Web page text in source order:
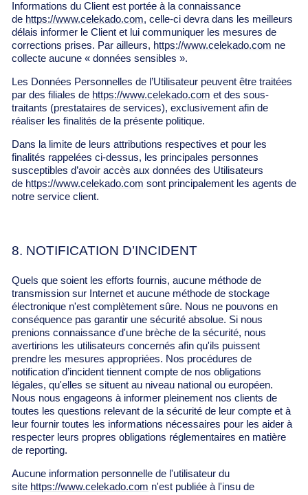
Informations du Client est portée à la connaissance
de https://www.celekado.com, celle-ci devra dans les meilleurs
délais informer le Client et lui communiquer les mesures de
corrections prises. Par ailleurs, https://www.celekado.com ne
collecte aucune « données sensibles ».
Les Données Personnelles de l’Utilisateur peuvent être traitées
par des filiales de https://www.celekado.com et des sous-
traitants (prestataires de services), exclusivement afin de
réaliser les finalités de la présente politique.
Dans la limite de leurs attributions respectives et pour les
finalités rappelées ci-dessus, les principales personnes
susceptibles d’avoir accès aux données des Utilisateurs
de https://www.celekado.com sont principalement les agents de
notre service client.
8. NOTIFICATION D’INCIDENT
Quels que soient les efforts fournis, aucune méthode de
transmission sur Internet et aucune méthode de stockage
électronique n'est complètement sûre. Nous ne pouvons en
conséquence pas garantir une sécurité absolue. Si nous
prenions connaissance d'une brèche de la sécurité, nous
avertirions les utilisateurs concernés afin qu'ils puissent
prendre les mesures appropriées. Nos procédures de
notification d’incident tiennent compte de nos obligations
légales, qu'elles se situent au niveau national ou européen.
Nous nous engageons à informer pleinement nos clients de
toutes les questions relevant de la sécurité de leur compte et à
leur fournir toutes les informations nécessaires pour les aider à
respecter leurs propres obligations réglementaires en matière
de reporting.
Aucune information personnelle de l'utilisateur du
site https://www.celekado.com n'est publiée à l'insu de